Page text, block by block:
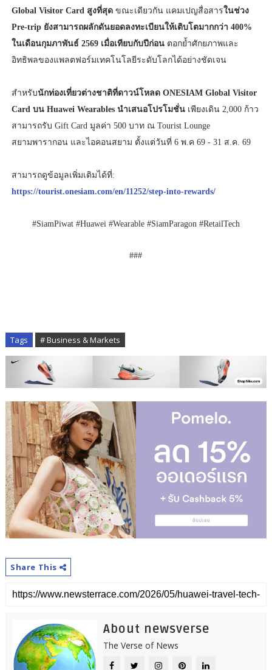
Global Visitor Card สูงที่สุดขณะเดียวกัน แคมเปญสื่อสารในช่วง
Pre-trip ยังสามารถผลักดันยอดลงทะเบียนให้เติบโตมากกว่า 400%
ในเดือนกุมภาพันธ์ 2569เมื่อเทียบกับปีก่อนตอกย้ำศักยภาพและ
อิทธิพลของแพลตฟอร์มเทคโนโลยีระดับโลกได้อย่างชัดเจน
สำหรับนักท่องเที่ยวต่างชาติที่ดาวน์โหลด ONESIAM Global Visitor
Card บน Huawei Wearables นำเสนอโปรโมชั่นเพียงเดิน 2,000 ก้าว
สามารถรับ Gift Card มูลค่า 500 บาท ณ Tourist Lounge
สยามพารากอน และไอคอนสยาม ตั้งแต่วันที่ 6 พ.ค 69 - 31 ส.ค. 69
สามารถดูข้อมูลเพิ่มเติมได้ที่:
https://tourist.onesiam.com/en/11252/step-into-rewards/
#SiamPiwat #Huawei #Wearable #SiamParagon #RetailTech
###
Tags # Business & Markets
Share This
About newsverse
The Verse of News